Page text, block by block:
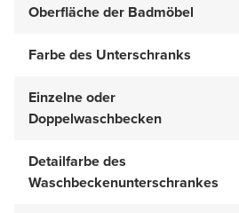
Oberfläche der Badmöbel
Farbe des Unterschranks
Einzelne oder
Doppelwaschbecken
Detailfarbe des
Waschbeckenunterschrankes